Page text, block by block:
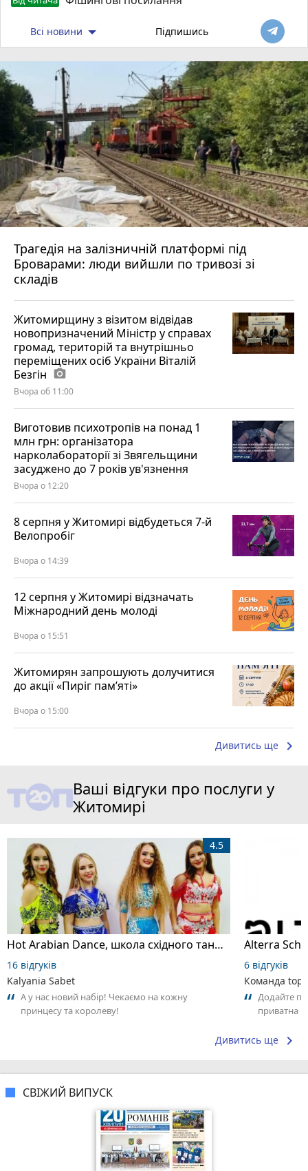
Всі новини Підпишись
Трагедія на залізничній платформі під
Броварами: люди вийшли по тривозі зі
складів
Житомирщину з візитом відвідав
новопризначений Міністр у справах
громад, територій та внутрішньо
переміщених осіб України Віталій
Безгін photo_camera
Вчора об 11:00
Виготовив психотропів на понад 1
млн грн: організатора
нарколабораторії зі Звягельщини
засуджено до 7 років ув'язнення
Вчора о 12:20
8 серпня у Житомирі відбудеться 7-й
Велопробіг
Вчора о 14:39
12 серпня у Житомирі відзначать
Міжнародний день молоді
Вчора о 15:51
Житомирян запрошують долучитися
до акції «Пиріг пам’яті»
Вчора о 15:00
Дивитись ще keyboard_arrow_right
Ваші відгуки про послуги у
Житомирі
Hot Arabian Dance, школа східного танцю
4.5
16 відгуків
Kalyania Sabet
А у нас новий набір! Чекаємо на кожну
принцесу та королеву!
6 відгуків
Команда
Додайте
приватна
Дивитись ще keyboard_arrow_right
СВІЖИЙ ВИПУСК